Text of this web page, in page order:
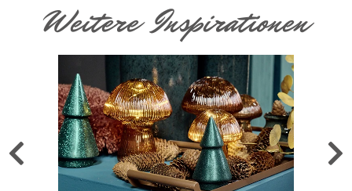
Weitere Inspirationen